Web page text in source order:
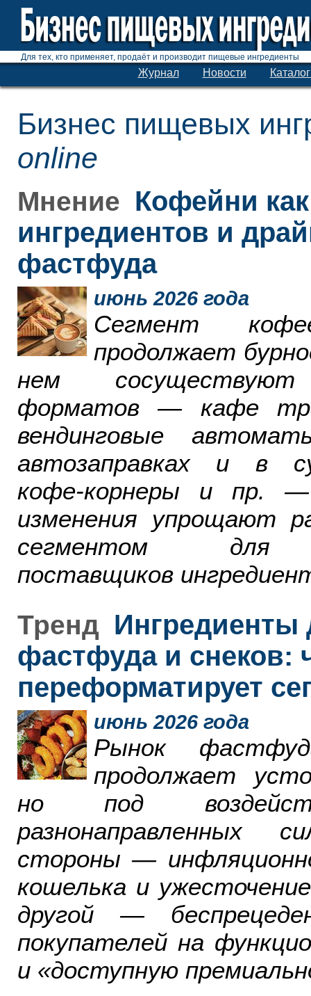
Для тех, кто применяет, продаёт и производит пищевые ингредиенты
Журнал Новости
Бизнес пищевых
online
Мнение Кофейни
ингредиентов и
фастфуда
июнь 2026 года
Сегмент
продолжает
нем
форматов — кафе
вендинговые
автозаправках и в
кофе-корнеры и пр.
изменения упрощают
сегментом для
поставщиков
Тренд Ингредиенты
фастфуда и снеков:
переформатирует
июнь 2026 года
Рынок
продолжает
но под
разнонаправленных
стороны —
кошелька и
другой —
покупателей на
и «доступную